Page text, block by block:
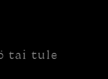
tai tule